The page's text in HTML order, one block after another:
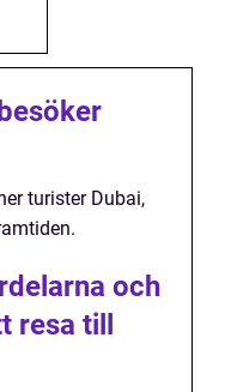
turister Dubai,
och
resa till